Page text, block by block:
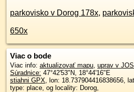
parkovisko v Dorog 178x,
650x
Viac o bode
Viac info: aktualizovať mapu, uprav v
Súradnice: 47°42'53"N, 18°44'16"E
stiahni GPX, lon: 18.737904416838656,
type: place, og locality: Dorog,